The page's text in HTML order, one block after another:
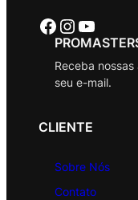
Facebook Instagram Youtube
Receba
seu e-mail.
CLIENTE
Sobre Nós
Contato